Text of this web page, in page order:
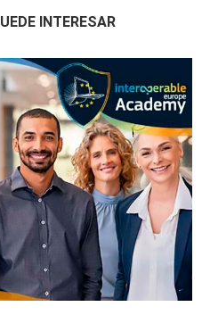
INTERESAR